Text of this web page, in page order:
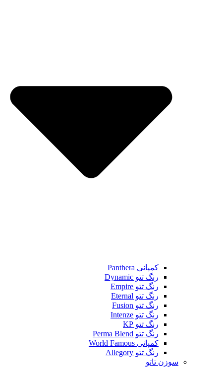
کمپانی Panthera
رنگ تتو Dynamic
رنگ تتو Empire
رنگ تتو Eternal
رنگ تتو Fusion
رنگ تتو Intenze
رنگ تتو KP
رنگ تتو Perma Blend
کمپانی World Famous
رنگ تتو Allegory
سوزن تاتو